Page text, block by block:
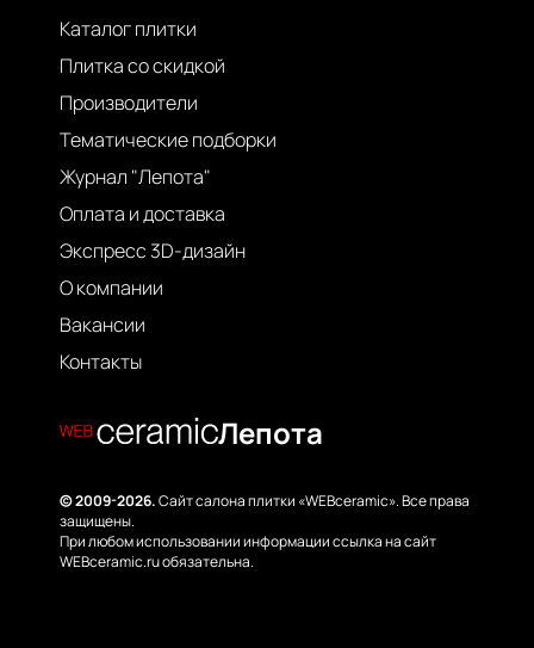
Каталог плитки
Плитка со скидкой
Производители
Тематические подборки
Журнал "Лепота"
Оплата и доставка
Экспресс 3D-дизайн
О компании
Вакансии
Контакты
© 2009-2026.Сайт салона плитки «WEBceramic». Все права
защищены.
При любом использовании информации ссылка на сайт
WEBceramic.ru обязательна.
Лепота